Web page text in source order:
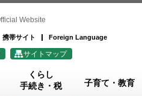
Website
携帯サイト Foreign Language
サイトマップ
くらし
手続き・税
子育て・教育